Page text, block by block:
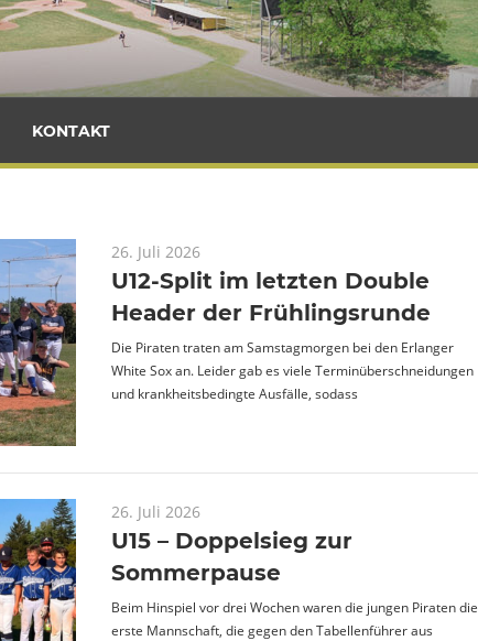
Baseballclub
Fürth
Pirates
KONTAKT
26. Juli 2026
U12-Split im letzten Double
Header der Frühlingsrunde
Die Piraten traten am Samstagmorgen bei den Erlanger
White Sox an. Leider gab es viele Terminüberschneidungen
und krankheitsbedingte Ausfälle, sodass
26. Juli 2026
U15 – Doppelsieg zur
Sommerpause
Beim Hinspiel vor drei Wochen waren die jungen Piraten die
erste Mannschaft, die gegen den Tabellenführer aus